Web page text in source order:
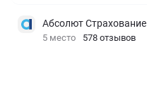
Абсолют Страхование
5 место 578 отзывов